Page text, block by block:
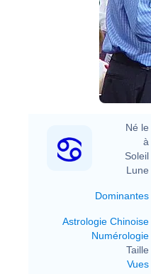
Né le
à
Soleil
Lune
Dominantes
Astrologie Chinoise
Numérologie
Taille
Vues